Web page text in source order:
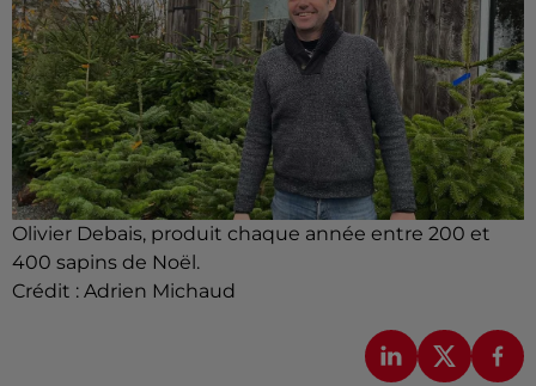
Olivier Debais, produit chaque année entre 200 et
400 sapins de Noël.
Crédit : Adrien Michaud